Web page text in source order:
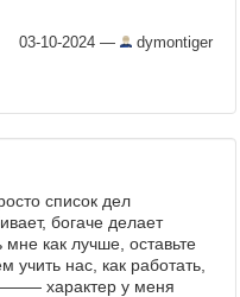
03-10-2024 — dymontiger
список дел
богаче делает
как лучше, оставьте
нас, как работать,
характер у меня